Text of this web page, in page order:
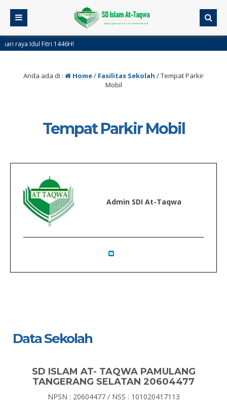
Idul Fitri 1446H!
di Website Resmi SDI At-Taqwa Pamulang II
Anda ada di : Home/ Fasilitas Sekolah /Tempat Parkir
Mobil
Tempat Parkir Mobil
Admin SDI At-Taqwa
Data Sekolah
SD ISLAM AT- TAQWA PAMULANG
TANGERANG SELATAN 20604477
NPSN : 20604477 / NSS : 101020417113